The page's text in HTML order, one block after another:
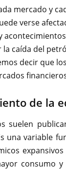
mercado y
verse
la caída del
decir que
de la
suelen
una variable
consumo